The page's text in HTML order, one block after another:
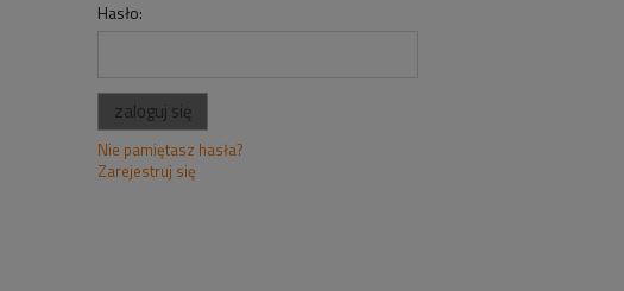
Hasło:
zaloguj się
Nie pamiętasz hasła?
Zarejestruj się